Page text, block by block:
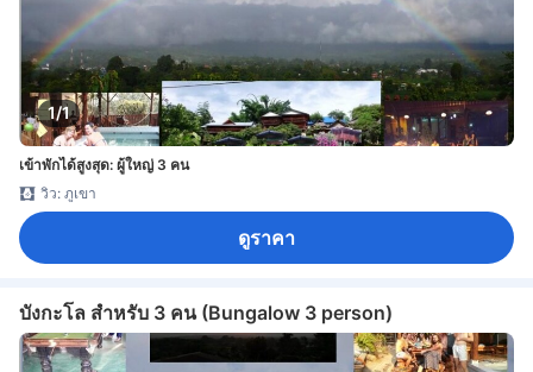
1/1
เข้าพักได้สูงสุด: ผู้ใหญ่ 3 คน
วิว: ภูเขา
ดูราคา
บังกะโล สำหรับ 3 คน (Bungalow 3 person)